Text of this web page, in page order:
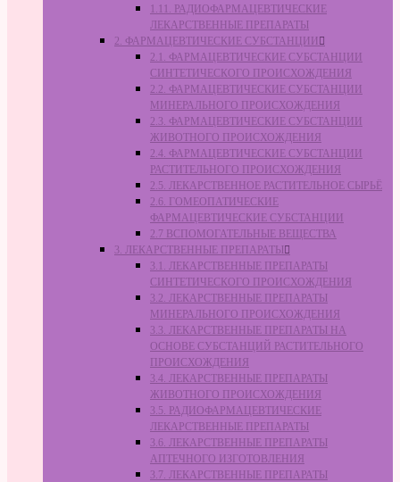
1.11. РАДИОФАРМАЦЕВТИЧЕСКИЕ
ЛЕКАРСТВЕННЫЕ ПРЕПАРАТЫ
2. ФАРМАЦЕВТИЧЕСКИЕ СУБСТАНЦИИ
2.1. ФАРМАЦЕВТИЧЕСКИЕ СУБСТАНЦИИ
СИНТЕТИЧЕСКОГО ПРОИСХОЖДЕНИЯ
2.2. ФАРМАЦЕВТИЧЕСКИЕ СУБСТАНЦИИ
МИНЕРАЛЬНОГО ПРОИСХОЖДЕНИЯ
2.3. ФАРМАЦЕВТИЧЕСКИЕ СУБСТАНЦИИ
ЖИВОТНОГО ПРОИСХОЖДЕНИЯ
2.4. ФАРМАЦЕВТИЧЕСКИЕ СУБСТАНЦИИ
РАСТИТЕЛЬНОГО ПРОИСХОЖДЕНИЯ
2.5. ЛЕКАРСТВЕННОЕ РАСТИТЕЛЬНОЕ СЫРЬЁ
2.6. ГОМЕОПАТИЧЕСКИЕ
ФАРМАЦЕВТИЧЕСКИЕ СУБСТАНЦИИ
2.7 ВСПОМОГАТЕЛЬНЫЕ ВЕЩЕСТВА
3. ЛЕКАРСТВЕННЫЕ ПРЕПАРАТЫ
3.1. ЛЕКАРСТВЕННЫЕ ПРЕПАРАТЫ
СИНТЕТИЧЕСКОГО ПРОИСХОЖДЕНИЯ
3.2. ЛЕКАРСТВЕННЫЕ ПРЕПАРАТЫ
МИНЕРАЛЬНОГО ПРОИСХОЖДЕНИЯ
3.3. ЛЕКАРСТВЕННЫЕ ПРЕПАРАТЫ НА
ОСНОВЕ СУБСТАНЦИЙ РАСТИТЕЛЬНОГО
ПРОИСХОЖДЕНИЯ
3.4. ЛЕКАРСТВЕННЫЕ ПРЕПАРАТЫ
ЖИВОТНОГО ПРОИСХОЖДЕНИЯ
3.5. РАДИОФАРМАЦЕВТИЧЕСКИЕ
ЛЕКАРСТВЕННЫЕ ПРЕПАРАТЫ
3.6. ЛЕКАРСТВЕННЫЕ ПРЕПАРАТЫ
АПТЕЧНОГО ИЗГОТОВЛЕНИЯ
3.7. ЛЕКАРСТВЕННЫЕ ПРЕПАРАТЫ